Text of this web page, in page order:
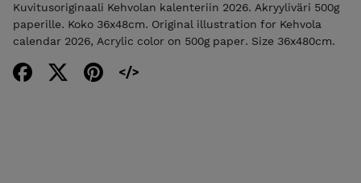
Kuvitusoriginaali Kehvolan kalenteriin 2026. Akryyliväri 500g
paperille. Koko 36x48cm. Original illustration for Kehvola
calendar 2026, Acrylic color on 500g paper. Size 36x480cm.